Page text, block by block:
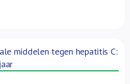
middelen tegen hepatitis C: